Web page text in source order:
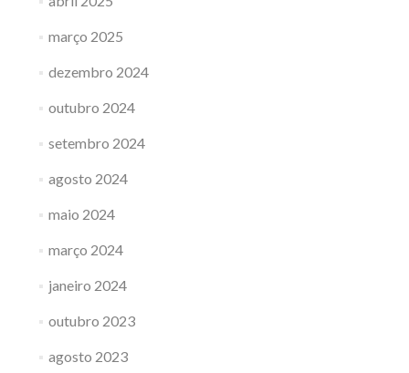
março 2025
dezembro 2024
outubro 2024
setembro 2024
agosto 2024
maio 2024
março 2024
janeiro 2024
outubro 2023
agosto 2023